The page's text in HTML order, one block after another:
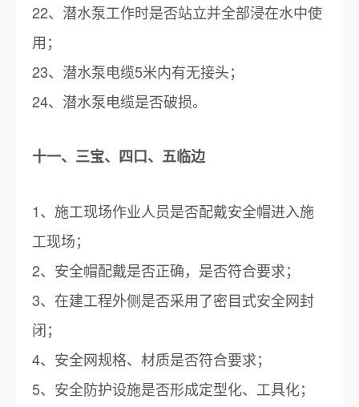
22、潜水泵工作时是否站立并全部浸在水中使
用；
23、潜水泵电缆5米内有无接头；
24、潜水泵电缆是否破损。
十一、三宝、四口、五临边
1、施工现场作业人员是否配戴安全帽进入施
工现场；
2、安全帽配戴是否正确，是否符合要求；
3、在建工程外侧是否采用了密目式安全网封
闭；
4、安全网规格、材质是否符合要求；
5、安全防护设施是否形成定型化、工具化；